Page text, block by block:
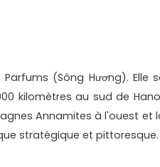
(Sông Hương). Elle
kilomètres au sud de
Annamites à l'ouest et
stratégique et pittoresque.